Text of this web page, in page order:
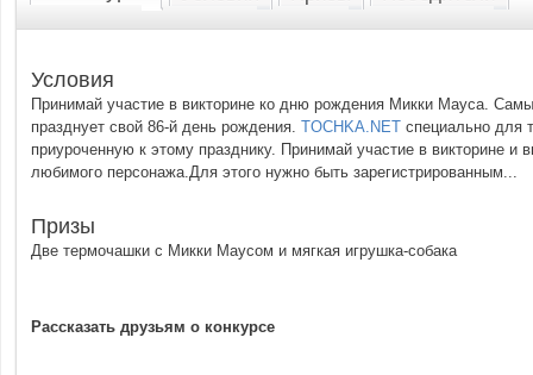
Условия
Принимай участие в викторине ко дню рождения Микки Мауса.
празднует свой 86-й день рождения. TOCHKA.NET специально для
приуроченную к этому празднику. Принимай участие в викторине и
любимого персонажа.Для этого нужно быть зарегистрированным...
Призы
Две термочашки с Микки Маусом и мягкая игрушка-собака
Рассказать друзьям о конкурсе